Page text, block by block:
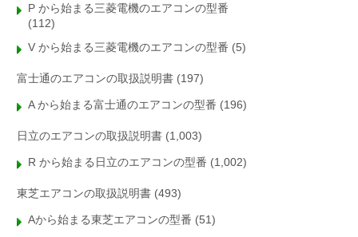
P から始まる三菱電機のエアコンの型番
(112)
V から始まる三菱電機のエアコンの型番 (5)
富士通のエアコンの取扱説明書 (197)
A から始まる富士通のエアコンの型番 (196)
日立のエアコンの取扱説明書 (1,003)
R から始まる日立のエアコンの型番 (1,002)
東芝エアコンの取扱説明書 (493)
Aから始まる東芝エアコンの型番 (51)